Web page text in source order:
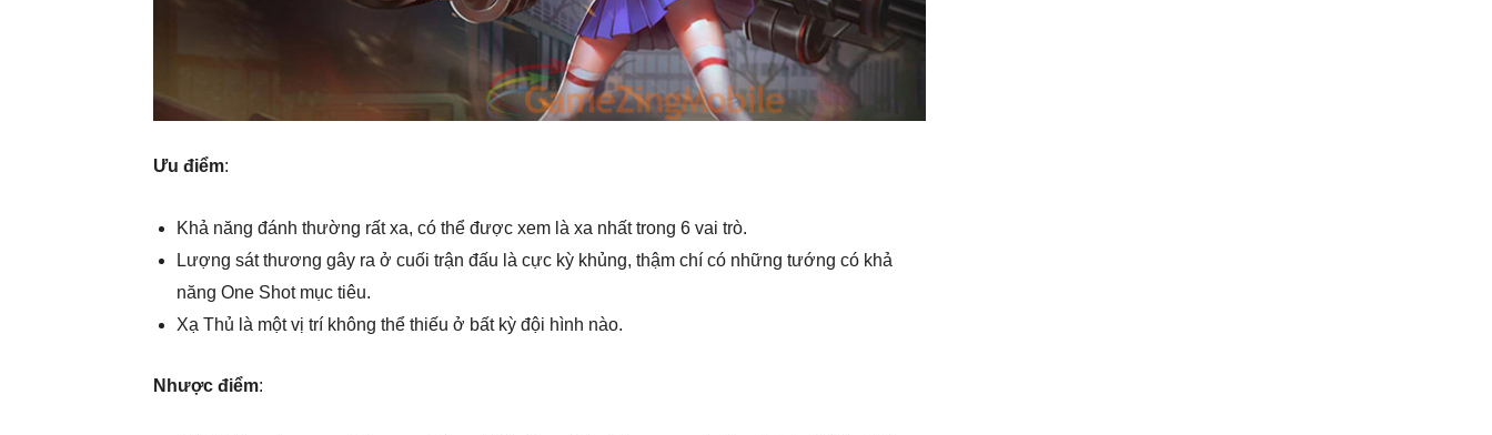
Ưu điểm:
Khả năng đánh thường rất xa, có thể được xem là xa nhất trong 6 vai trò.
Lượng sát thương gây ra ở cuối trận đấu là cực kỳ khủng, thậm chí có những tướng có khả
năng One Shot mục tiêu.
Xạ Thủ là một vị trí không thể thiếu ở bất kỳ đội hình nào.
Nhược điểm: